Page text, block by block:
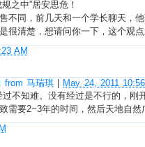
之中”居安思危！
不同，前几天和一个学长聊天，
很清楚，想请问你一下，这个观
AM
from 马瑞琪| May 24, 2011
不知难。没有经过是不行的，
需要2~3年的时间，然后天地自然